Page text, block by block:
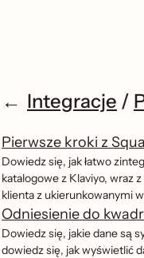
Integracje /
Pierwsze kroki z
Dowiedz się, jak łatwo
katalogowe z Klaviyo, wraz
klienta z ukierunkowanymi
Odniesienie do
Dowiedz się, jakie dane są
dowiedz się, jak wyświetlić